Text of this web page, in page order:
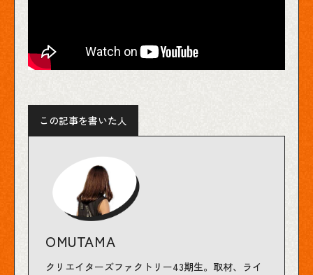
この記事を書いた人
OMUTAMA
クリエイターズファクトリー43期生。取材、ライ